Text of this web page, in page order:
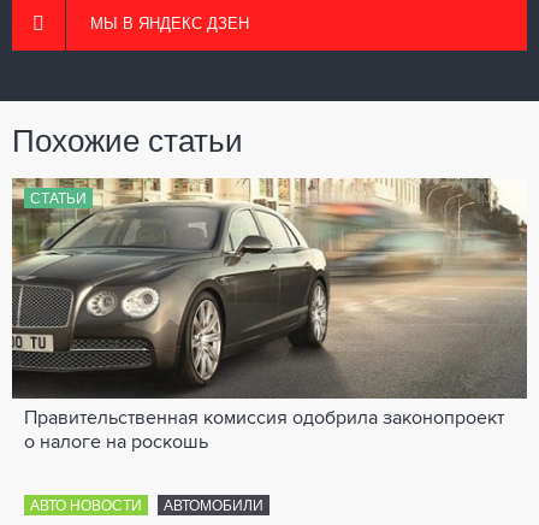
МЫ В ЯНДЕКС ДЗЕН
Похожие статьи
СТАТЬИ
Правительственная комиссия одобрила законопроект
о налоге на роскошь
АВТО НОВОСТИ АВТОМОБИЛИ